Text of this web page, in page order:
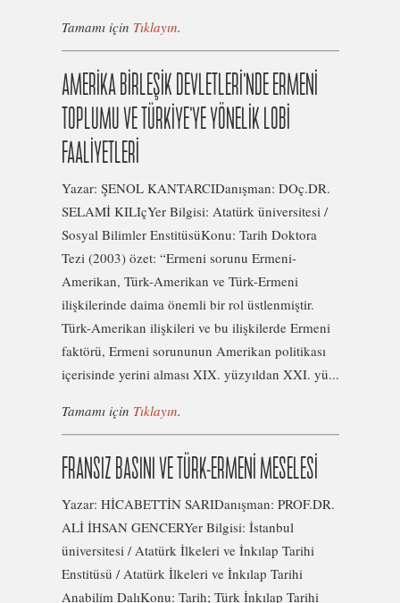
Tamamı için Tıklayın.
AMERİKA BİRLEŞİK DEVLETLERİ’NDE ERMENİ
TOPLUMU VE TÜRKİYE’YE YÖNELİK LOBİ
FAALİYETLERİ
Yazar: ŞENOL KANTARCIDanışman: DOç.DR.
SELAMİ KILIçYer Bilgisi: Atatürk üniversitesi /
Sosyal Bilimler EnstitüsüKonu: Tarih Doktora
Tezi (2003) özet: “Ermeni sorunu Ermeni-
Amerikan, Türk-Amerikan ve Türk-Ermeni
ilişkilerinde daima önemli bir rol üstlenmiştir.
Türk-Amerikan ilişkileri ve bu ilişkilerde Ermeni
faktörü, Ermeni sorununun Amerikan politikası
içerisinde yerini alması XIX. yüzyıldan XXI. yü...
Tamamı için Tıklayın.
FRANSIZ BASINI VE TÜRK-ERMENİ MESELESİ
Yazar: HİCABETTİN SARIDanışman: PROF.DR.
ALİ İHSAN GENCERYer Bilgisi: İstanbul
üniversitesi / Atatürk İlkeleri ve İnkılap Tarihi
Enstitüsü / Atatürk İlkeleri ve İnkılap Tarihi
Anabilim DalıKonu: Tarih; Türk İnkılap Tarihi